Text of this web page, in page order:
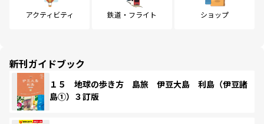
アクティビティ 鉄道・フライト ショップ
新刊ガイドブック
１５ 地球の歩き方 島旅 伊豆大島 利島（伊豆諸
島①）３訂版